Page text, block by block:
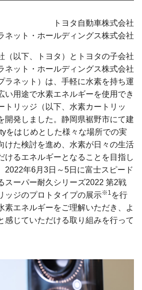
トヨタ自動車株式会社
ネット・ ホールディングス株式会社
（以下、トヨタ）とトヨタの子会社
ネット・ホールディングス株式会社
ラネット）は、手軽に水素を持ち運
い用途で水素エネルギーを使用でき
トリッジ（以下、水素カートリッ
開発しました。静岡県裾野市にて建
をはじめとした様々な場所での実
けた検討を進め、水素が日々の生活
けるエネルギーとなることを目指し
2022年6月3日～5日に富士スピード
スーパー耐久シリーズ2022 第2戦
ッジのプロトタイプの展示※1 を行
素エネルギーをご理解いただき、よ
感じていただける取り組みを行って